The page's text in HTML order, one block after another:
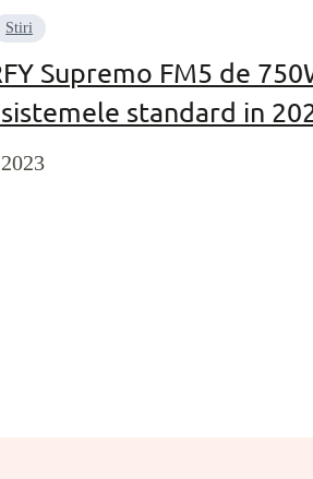
Stiri
Supremo FM5 de
standard in